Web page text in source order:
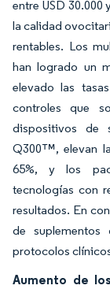
entre USD 30.000
la calidad
rentables. Los
han logrado un
elevado las
controles que
dispositivos de
Q300™, elevan
65%, y los
tecnologías con
resultados. En
de
protocolos
Aumento de